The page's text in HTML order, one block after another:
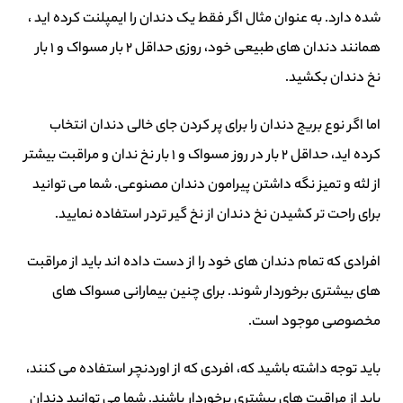
شده دارد. به عنوان مثال اگر فقط یک دندان را ایمپلنت کرده اید ،
همانند دندان های طبیعی خود، روزی حداقل 2 بار مسواک و 1 بار
نخ دندان بکشید.
اما اگر نوع بریج دندان را برای پر کردن جای خالی دندان انتخاب
کرده اید، حداقل 2 بار در روز مسواک و 1 بار نخ ندان و مراقبت بیشتر
از لثه و تمیز نگه داشتن پیرامون دندان مصنوعی. شما می توانید
برای راحت تر کشیدن نخ دندان از نخ گیر تردر استفاده نمایید.
افرادی که تمام دندان های خود را از دست داده اند باید از مراقبت
های بیشتری برخوردار شوند. برای چنین بیمارانی مسواک های
مخصوصی موجود است.
باید توجه داشته باشید که، افردی که از اوردنچر استفاده می کنند،